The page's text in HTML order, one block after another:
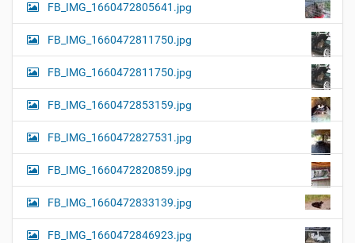
FB_IMG_1660472805641.jpg
FB_IMG_1660472811750.jpg
FB_IMG_1660472811750.jpg
FB_IMG_1660472853159.jpg
FB_IMG_1660472827531.jpg
FB_IMG_1660472820859.jpg
FB_IMG_1660472833139.jpg
FB_IMG_1660472846923.jpg